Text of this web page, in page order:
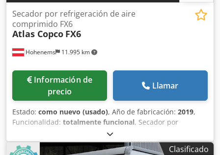
Hohenems 11.995 km
Secador por refrigeración de aire
comprimido FX6
Atlas Copco FX6
Información de
precio
Llamar
Estado: como nuevo (usado), Año de fabricación: 2019,
Funcionalidad: totalmente funcional, Secador por
refrigeración Atlas Copco FX6, usado Dwedpfxezrtbie Ad Ija
2,34 m³/min 14 bares Año de fabricación: 2019
Clasificado